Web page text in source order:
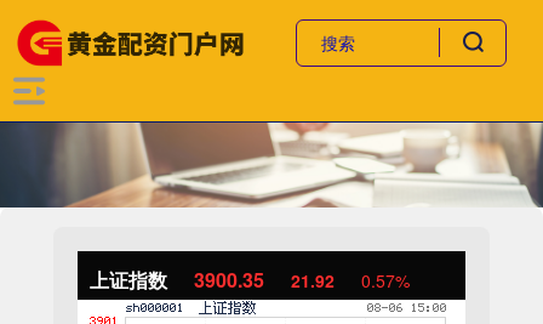
上证指数 3900.35 21.92 0.57%